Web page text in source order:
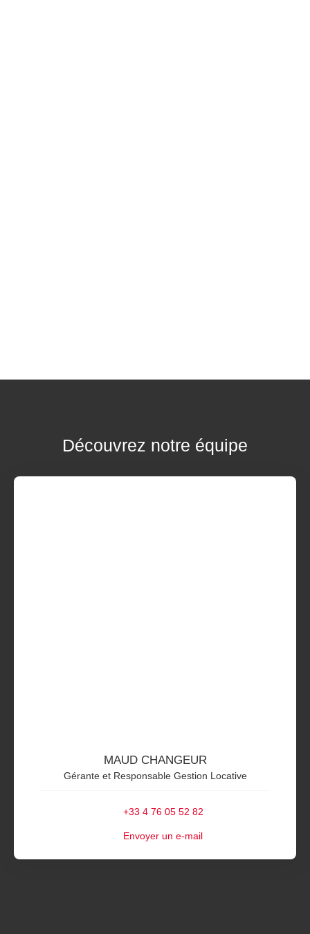
Découvrez notre équipe
MAUD CHANGEUR
Gérante et Responsable Gestion Locative
+33 4 76 05 52 82
Envoyer un e-mail